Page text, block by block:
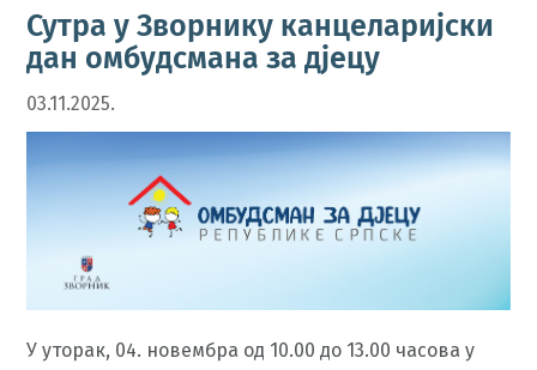
Сутра у Зворнику канцеларијски
дан омбудсмана за дјецу
03.11.2025.
У уторак, 04. новембра од 10.00 до 13.00 часова у